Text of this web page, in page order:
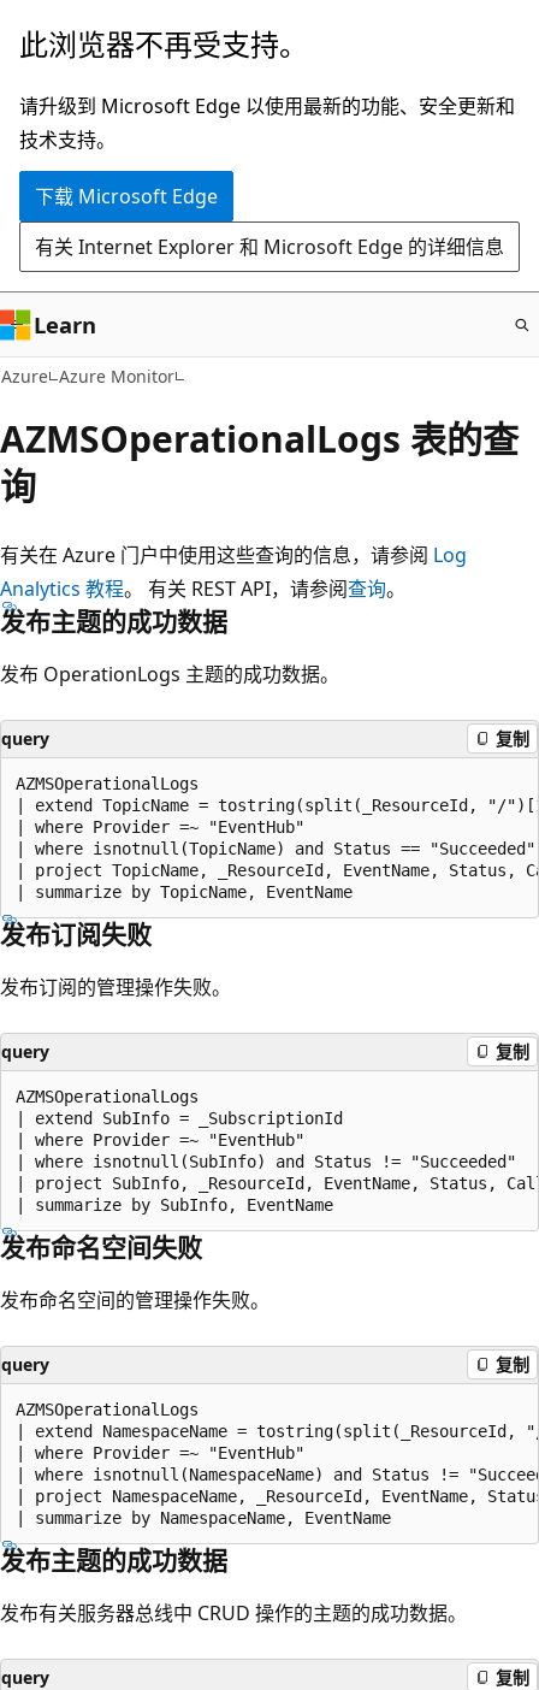
跳
主
要
内
此浏览器不再受支持。
请升级到 Microsoft Edge 以使用最新的功能、安全更新和
技术支持。
下载 Microsoft Edge
有关 Internet Explorer 和 Microsoft Edge 的详细信息
Learn
Azure Azure Monitor
AZMSOperationalLogs 表的查
询
有关在 Azure 门户中使用这些查询的信息，请参阅 Log
Analytics 教程。 有关 REST API，请参阅查询。
发布主题的成功数据
发布 OperationLogs 主题的成功数据。
query 复制
AZMSOperationalLogs
| extend TopicName = tostring(split(_ResourceId, "/
| where Provider =~ "EventHub"
| where isnotnull(TopicName) and Status == "Succeeded"
| project TopicName, _ResourceId, EventName,
发布订阅失败
发布订阅的管理操作失败。
query 复制
AZMSOperationalLogs
| extend SubInfo = _SubscriptionId
| where Provider =~ "EventHub"
| where isnotnull(SubInfo) and Status != "Succeeded"
| project SubInfo, _ResourceId, EventName, Status,
发布命名空间失败
发布命名空间的管理操作失败。
query 复制
AZMSOperationalLogs
| extend NamespaceName =
| where Provider =~ "EventHub"
| where isnotnull(NamespaceName) and Status !=
| project NamespaceName, _ResourceId, EventName,
发布主题的成功数据
发布有关服务器总线中 CRUD 操作的主题的成功数据。
query 复制